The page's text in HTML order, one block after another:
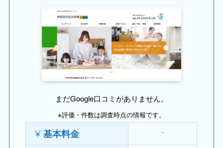
まだGoogle口コミがありません。
※評価・件数は調査時点の情報です。
基本料金 ‐